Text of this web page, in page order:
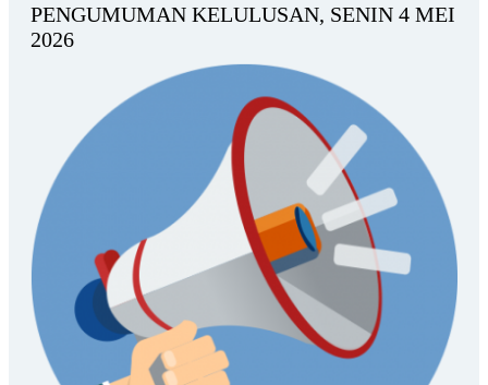
PENGUMUMAN KELULUSAN, SENIN 4 MEI
2026